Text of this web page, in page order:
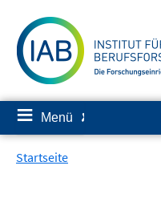
zum
Inhalt
≡ Menü ✘
Startseite